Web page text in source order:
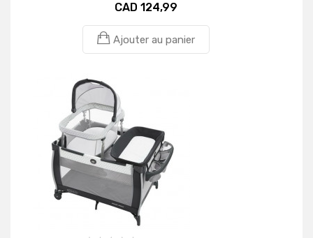
CAD 124,99
Ajouter au panier